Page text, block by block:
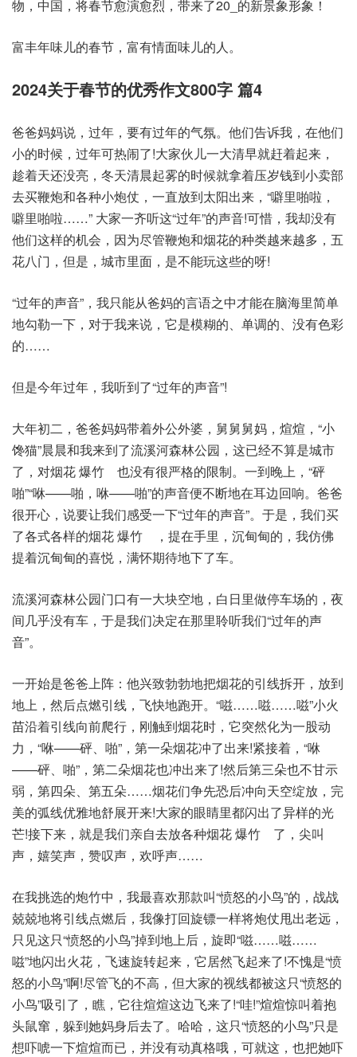
物，中国，将春节愈演愈烈，带来了20_的新景象形象！
富丰年味儿的春节，富有情面味儿的人。
2024关于春节的优秀作文800字 篇4
爸爸妈妈说，过年，要有过年的气氛。他们告诉我，在他们
小的时候，过年可热闹了!大家伙儿一大清早就赶着起来，
趁着天还没亮，冬天清晨起雾的时候就拿着压岁钱到小卖部
去买鞭炮和各种小炮仗，一直放到太阳出来，“噼里啪啦，
噼里啪啦……” 大家一齐听这“过年”的声音!可惜，我却没有
他们这样的机会，因为尽管鞭炮和烟花的种类越来越多，五
花八门，但是，城市里面，是不能玩这些的呀!
“过年的声音”，我只能从爸妈的言语之中才能在脑海里简单
地勾勒一下，对于我来说，它是模糊的、单调的、没有色彩
的……
但是今年过年，我听到了“过年的声音”!
大年初二，爸爸妈妈带着外公外婆，舅舅舅妈，煊煊，“小
馋猫”晨晨和我来到了流溪河森林公园，这已经不算是城市
了，对烟花 爆竹 也没有很严格的限制。一到晚上，“砰
啪”“咻——啪，咻——啪”的声音便不断地在耳边回响。爸爸
很开心，说要让我们感受一下“过年的声音”。于是，我们买
了各式各样的烟花 爆竹 ，提在手里，沉甸甸的，我仿佛
提着沉甸甸的喜悦，满怀期待地下了车。
流溪河森林公园门口有一大块空地，白日里做停车场的，夜
间几乎没有车，于是我们决定在那里聆听我们“过年的声
音”。
一开始是爸爸上阵：他兴致勃勃地把烟花的引线拆开，放到
地上，然后点燃引线，飞快地跑开。“嗞……嗞……嗞”小火
苗沿着引线向前爬行，刚触到烟花时，它突然化为一股动
力，“咻——砰、啪”，第一朵烟花冲了出来!紧接着，“咻
——砰、啪”，第二朵烟花也冲出来了!然后第三朵也不甘示
弱，第四朵、第五朵……烟花们争先恐后冲向天空绽放，完
美的弧线优雅地舒展开来!大家的眼睛里都闪出了异样的光
芒!接下来，就是我们亲自去放各种烟花 爆竹 了，尖叫
声，嬉笑声，赞叹声，欢呼声……
在我挑选的炮竹中，我最喜欢那款叫“愤怒的小鸟”的，战战
兢兢地将引线点燃后，我像打回旋镖一样将炮仗甩出老远，
只见这只“愤怒的小鸟”掉到地上后，旋即“嗞……嗞……
嗞”地闪出火花，飞速旋转起来，它居然飞起来了!不愧是“愤
怒的小鸟”啊!尽管飞的不高，但大家的视线都被这只“愤怒的
小鸟”吸引了，瞧，它往煊煊这边飞来了!“哇!”煊煊惊叫着抱
头鼠窜，躲到她妈身后去了。哈哈，这只“愤怒的小鸟”只是
想吓唬一下煊煊而已，并没有动真格哦，可就这，也把她吓